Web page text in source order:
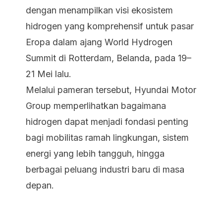
dengan menampilkan visi ekosistem
hidrogen yang komprehensif untuk pasar
Eropa dalam ajang World Hydrogen
Summit di Rotterdam, Belanda, pada 19–
21 Mei lalu.
Melalui pameran tersebut, Hyundai Motor
Group memperlihatkan bagaimana
hidrogen dapat menjadi fondasi penting
bagi mobilitas ramah lingkungan, sistem
energi yang lebih tangguh, hingga
berbagai peluang industri baru di masa
depan.